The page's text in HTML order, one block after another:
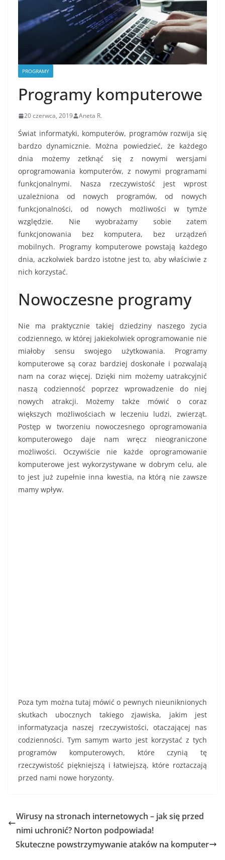
PROGRAMY
Programy komputerowe
20 czerwca, 2019 Aneta R.
Świat informatyki, komputerów, programów rozwija się
bardzo dynamicznie. Można powiedzieć, że każdego
dnia możemy zetknąć się z nowymi wersjami
oprogramowania komputerów, z nowymi programami
funkcjonalnymi. Nasza rzeczywistość jest wprost
uzależniona od nowych programów, od nowych
funkcjonalności, od nowych możliwości w tymże
względzie. Nie wyobrażamy sobie zatem
funkcjonowania bez komputera, bez urządzeń
mobilnych. Programy komputerowe powstają każdego
dnia, aczkolwiek bardzo istotne jest to, aby właściwie z
nich korzystać.
Nowoczesne programy
Nie ma praktycznie takiej dziedziny naszego życia
codziennego, w której jakiekolwiek oprogramowanie nie
miałoby sensu swojego użytkowania. Programy
komputerowe są coraz bardziej doskonałe i pozwalają
nam na coraz więcej. Dzięki nim możemy uatrakcyjnić
naszą codzienność poprzez wprowadzenie do niej
nowych atrakcji. Możemy także mówić o coraz
większych możliwościach w leczeniu ludzi, zwierząt.
Postęp w tworzeniu nowoczesnego oprogramowania
komputerowego daje nam wręcz nieograniczone
możliwości. Oczywiście nie każde oprogramowanie
komputerowe jest wykorzystywane w dobrym celu, ale
to jest już zupełnie inna kwestia, na którą nie zawsze
mamy wpływ.
Poza tym można tutaj mówić o pewnych nieuniknionych
skutkach ubocznych takiego zjawiska, jakim jest
informatyzacja naszej rzeczywistości, otaczającej nas
codzienności. Tym samym warto jest korzystać z tych
programów komputerowych, które czynią tę
rzeczywistość piękniejszą i łatwiejszą, które roztaczają
przed nami nowe horyzonty.
Wirusy na stronach internetowych – jak się przed
nimi uchronić? Norton podpowiada!
Skuteczne powstrzymywanie ataków na komputer